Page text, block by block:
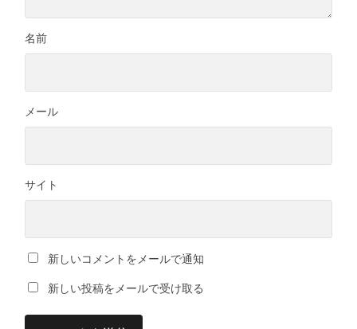
名前
メール
サイト
新しいコメントをメールで通知
新しい投稿をメールで受け取る